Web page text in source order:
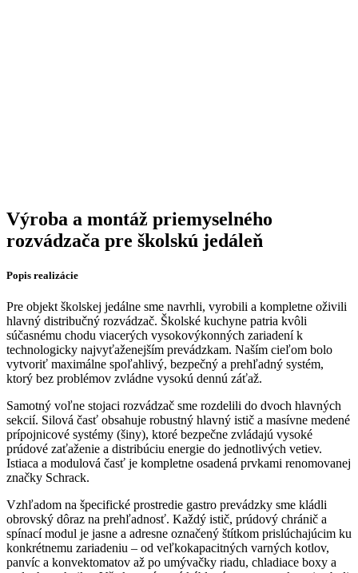
Výroba a montáž priemyselného
rozvádzača pre školskú jedáleň
Popis realizácie
Pre objekt školskej jedálne sme navrhli, vyrobili a kompletne oživili
hlavný distribučný rozvádzač. Školské kuchyne patria kvôli
súčasnému chodu viacerých vysokovýkonných zariadení k
technologicky najvyťaženejším prevádzkam. Naším cieľom bolo
vytvoriť maximálne spoľahlivý, bezpečný a prehľadný systém,
ktorý bez problémov zvládne vysokú dennú záťaž.
Samotný voľne stojaci rozvádzač sme rozdelili do dvoch hlavných
sekcií. Silová časť obsahuje robustný hlavný istič a masívne medené
prípojnicové systémy (šiny), ktoré bezpečne zvládajú vysoké
prúdové zaťaženie a distribúciu energie do jednotlivých vetiev.
Istiaca a modulová časť je kompletne osadená prvkami renomovanej
značky Schrack.
Vzhľadom na špecifické prostredie gastro prevádzky sme kládli
obrovský dôraz na prehľadnosť. Každý istič, prúdový chránič a
spínací modul je jasne a adresne označený štítkom prislúchajúcim ku
konkrétnemu zariadeniu – od veľkokapacitných varných kotlov,
panvíc a konvektomatov až po umývačky riadu, chladiace boxy a